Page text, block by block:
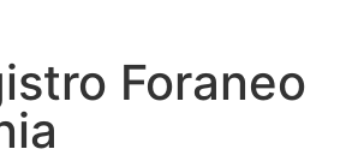
Foraneo